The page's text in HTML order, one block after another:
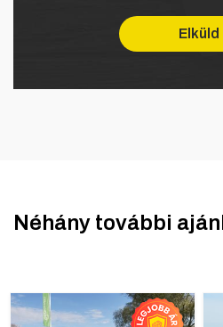
Néhány további